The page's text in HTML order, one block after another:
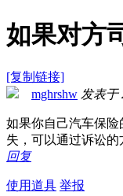
如果对方
[复制链接]
mghrshw 发表于
如果你自己汽车保
失，可以通过诉讼的
回复
使用道具 举报